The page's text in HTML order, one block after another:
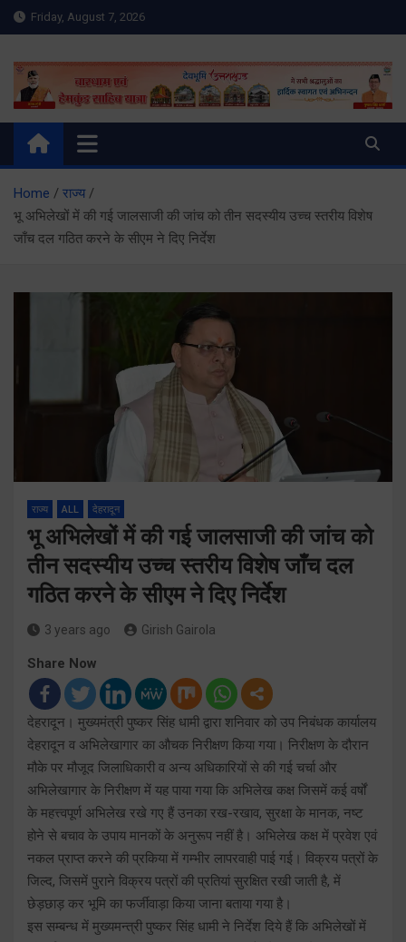
Skip
to
Friday, August 7, 2026
Meru Raibar | Uttarakhand
News | Uttarkashi News
meruraibar.com
Home
राज्य
भू अभिलेखों में की गई जालसाजी की जांच को तीन सदस्यीय उच्च स्तरीय विशेष
जाँच दल गठित करने के सीएम ने दिए निर्देश
राज्य ALL देहरादून
भू अभिलेखों में की गई जालसाजी की जांच को
तीन सदस्यीय उच्च स्तरीय विशेष जाँच दल
गठित करने के सीएम ने दिए निर्देश
3 years ago Girish Gairola
Share Now
देहरादून। मुख्यमंत्री पुष्कर सिंह धामी द्वारा शनिवार को उप निबंधक कार्यालय
देहरादून व अभिलेखागार का औचक निरीक्षण किया गया। निरीक्षण के दौरान
मौके पर मौजूद जिलाधिकारी व अन्य अधिकारियों से की गई चर्चा और
अभिलेखागार के निरीक्षण में यह पाया गया कि अभिलेख कक्ष जिसमें कई वर्षों
के महत्त्वपूर्ण अभिलेख रखे गए हैं उनका रख-रखाव, सुरक्षा के मानक, नष्ट
होने से बचाव के उपाय मानकों के अनुरूप नहीं है। अभिलेख कक्ष में प्रवेश एवं
नकल प्राप्त करने की प्रकिया में गम्भीर लापरवाही पाई गई। विक्रय पत्रों के
जिल्द, जिसमें पुराने विक्रय पत्रों की प्रतियां सुरक्षित रखी जाती है, में
छेड़छाड़ कर भूमि का फर्जीवाड़ा किया जाना बताया गया है।
इस सम्बन्ध में मुख्यमन्त्री पुष्कर सिंह धामी ने निर्देश दिये हैं कि अभिलेखों में